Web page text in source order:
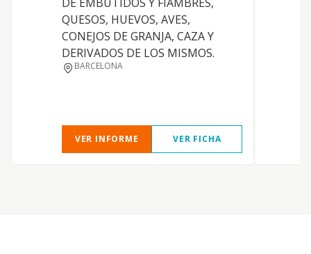
QUESOS, HUEVOS, AVES,
CONEJOS DE GRANJA, CAZA Y
DERIVADOS DE LOS MISMOS.
BARCELONA
VER INFORME VER FICHA